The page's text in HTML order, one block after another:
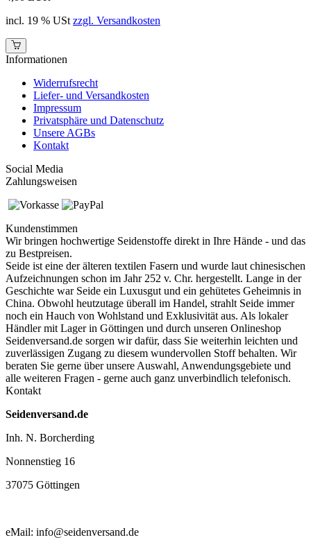
incl. 19 % USt zzgl. Versandkosten
Informationen
Widerrufsrecht
Liefer- und Versandkosten
Impressum
Privatsphäre und Datenschutz
Unsere AGBs
Kontakt
Social Media
Zahlungsweisen
Kundenstimmen
Wir bringen hochwertige Seidenstoffe direkt in Ihre Hände - und das
zu Bestpreisen.
Seide ist eine der älteren textilen Fasern und wurde laut chinesischen
Aufzeichnungen schon im Jahr 252 v. Chr. hergestellt. Lange in der
Geschichte war Seide ein Luxusgut und ein gehütetes Geheimnis in
China. Obwohl heutzutage überall im Handel, strahlt Seide immer
noch ein Hauch von Wohlstand und Exklusivität aus. Als lokaler
Händler mit Lager in Göttingen und durch unseren Onlineshop
Seidenversand.de sorgen wir dafür, dass Sie weiterhin leichten und
zuverlässigen Zugang zu diesem wundervollen Stoff behalten. Wir
beraten Sie gerne über unsere Auswahl, Anwendungsgebiete und
alle weiteren Fragen - gerne auch ganz unverbindlich telefonisch.
Kontakt
Seidenversand.de
Inh. N. Borcherding
Nonnenstieg 16
37075 Göttingen
eMail: info@seidenversand.de